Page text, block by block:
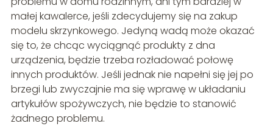
małej kawalerce, jeśli zdecydujemy się na zakup
modelu skrzynkowego. Jedyną wadą może okazać
się to, że chcąc wyciągnąć produkty z dna
urządzenia, będzie trzeba rozładować połowę
innych produktów. Jeśli jednak nie napełni się jej po
brzegi lub zwyczajnie ma się wprawę w układaniu
artykułów spożywczych, nie będzie to stanowić
żadnego problemu.